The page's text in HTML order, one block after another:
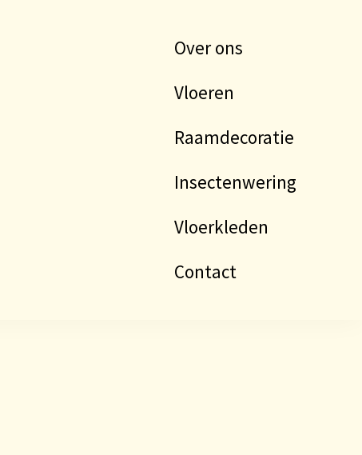
Over ons
Vloeren
Raamdecoratie
Insectenwering
Vloerkleden
Contact